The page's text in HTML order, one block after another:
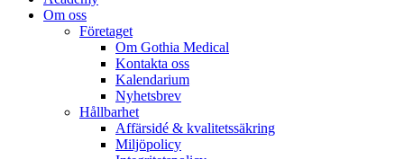
Om oss
Företaget
Om Gothia Medical
Kontakta oss
Kalendarium
Nyhetsbrev
Hållbarhet
Affärsidé & kvalitetssäkring
Miljöpolicy